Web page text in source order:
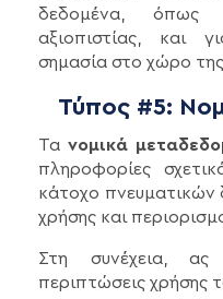
δεδομένα, όπως
αξιοπιστίας, και
σημασία στο χώρο
Τύπος #5:
Τα νομικά
πληροφορίες
κάτοχο πνευματικών
χρήσης και
Στη συνέχεια,
περιπτώσεις χρήσης